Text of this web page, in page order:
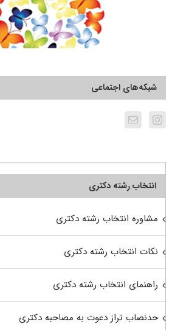
شبکه‌های اجتماعی
انتخاب رشته دکتری
مشاوره انتخاب رشته دکتری
نکات انتخاب رشته دکتری
راهنمای انتخاب رشته دکتری
حدنصاب تراز دعوت به مصاحبه دکتری